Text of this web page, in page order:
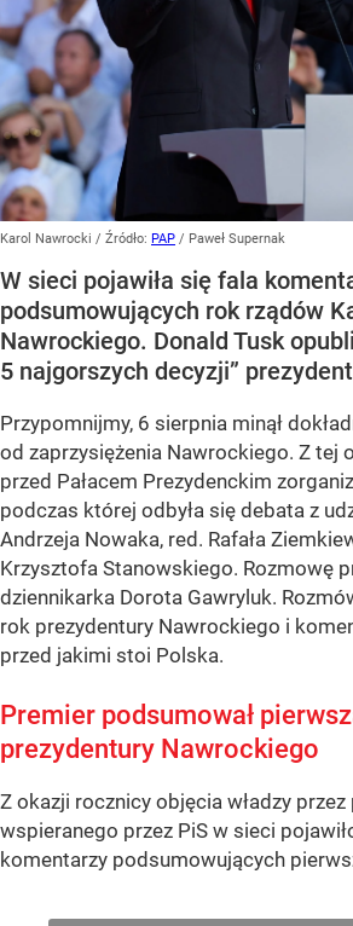
Karol Nawrocki / Źródło: PAP / Paweł Supernak
W sieci pojawiła się fala
podsumowujących rok rządów
Nawrockiego. Donald Tusk
5 najgorszych decyzji”
Przypomnijmy, 6 sierpnia minął
od zaprzysiężenia Nawrockiego. Z tej
przed Pałacem Prezydenckim
podczas której odbyła się debata z
Andrzeja Nowaka, red. Rafała
Krzysztofa Stanowskiego. Rozmowę
dziennikarka Dorota Gawryluk.
rok prezydentury Nawrockiego i
przed jakimi stoi Polska.
Premier podsumował
prezydentury Nawrockiego
Z okazji rocznicy objęcia władzy
wspieranego przez PiS w sieci
komentarzy podsumowujących